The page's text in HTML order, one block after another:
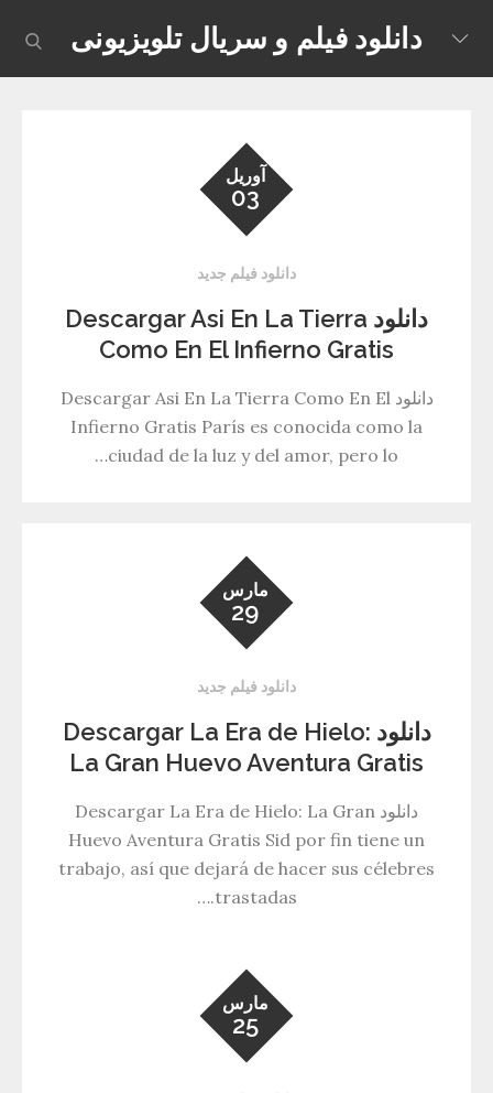
content
دانلود فیلم و سریال تلویزیونی
آوریل
03
دانلود فیلم جدید
دانلود Descargar Asi En La Tierra
Como En El Infierno Gratis
دانلود Descargar Asi En La Tierra Como En El
Infierno Gratis París es conocida como la
ciudad de la luz y del amor, pero lo…
مارس
29
دانلود فیلم جدید
دانلود Descargar La Era de Hielo:
La Gran Huevo Aventura Gratis
دانلود Descargar La Era de Hielo: La Gran
Huevo Aventura Gratis Sid por fin tiene un
trabajo, así que dejará de hacer sus célebres
trastadas.…
مارس
25